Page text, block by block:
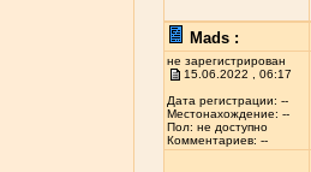
Mads :
не зарегистрирован
15.06.2022 , 06:17
Дата регистрации: --
Местонахождение: --
Пол: не доступно
Комментариев: --